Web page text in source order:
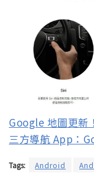
Google 地圖更新
三方導航 App：
Tags: Android